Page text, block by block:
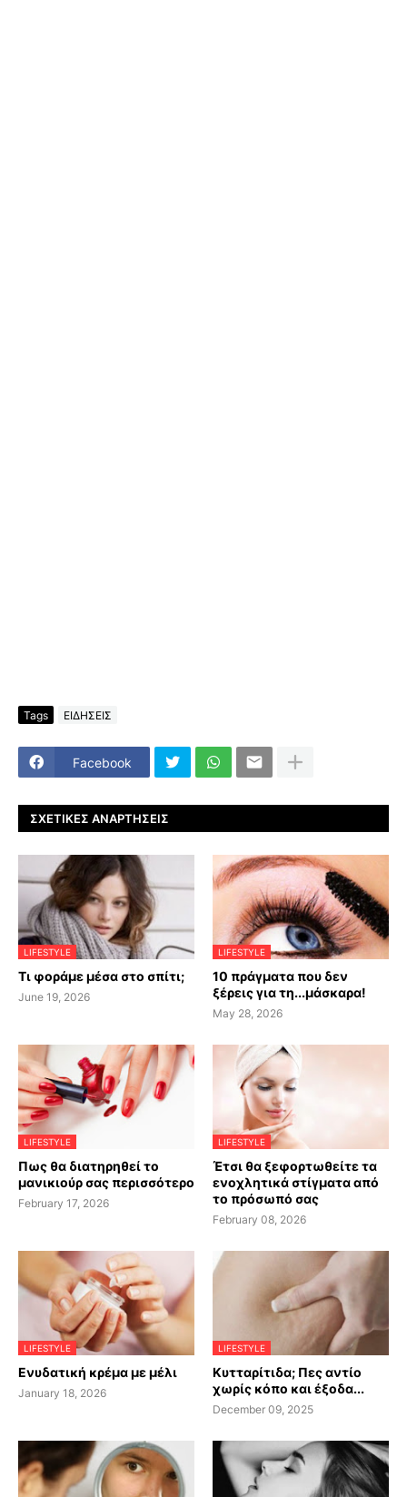
Tags ΕΙΔΗΣΕΙΣ
Facebook
ΣΧΕΤΙΚΈΣ ΑΝΑΡΤΉΣΕΙΣ
LIFESTYLE
Τι φοράμε μέσα στο σπίτι;
June 19, 2026
LIFESTYLE
10 πράγματα που δεν
ξέρεις για τη...μάσκαρα!
May 28, 2026
LIFESTYLE
Πως θα διατηρηθεί το
μανικιούρ σας περισσότερο
February 17, 2026
LIFESTYLE
Έτσι θα ξεφορτωθείτε τα
ενοχλητικά στίγματα από
το πρόσωπό σας
February 08, 2026
LIFESTYLE
Ενυδατική κρέμα με μέλι
January 18, 2026
LIFESTYLE
Κυτταρίτιδα; Πες αντίο
χωρίς κόπο και έξοδα...
December 09, 2025